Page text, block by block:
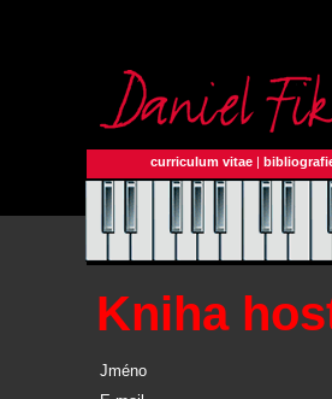
curriculum vitae |
Kniha
Jméno